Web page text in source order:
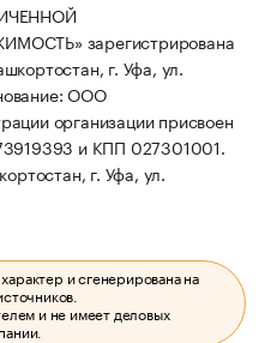
зарегистрирована
г. Уфа, ул.
ООО
организации присвоен
и КПП 027301001.
г. Уфа, ул.
и сгенерирована на
и не имеет деловых